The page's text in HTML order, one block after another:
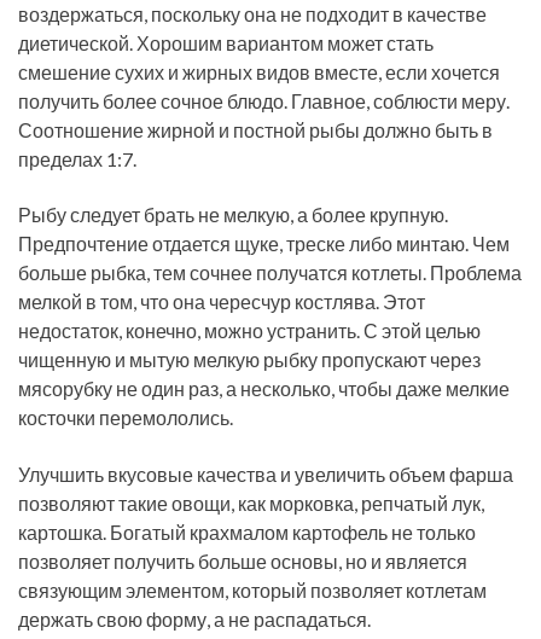
воздержаться, поскольку она не подходит в качестве
диетической. Хорошим вариантом может стать
смешение сухих и жирных видов вместе, если хочется
получить более сочное блюдо. Главное, соблюсти меру.
Соотношение жирной и постной рыбы должно быть в
пределах 1:7.
Рыбу следует брать не мелкую, а более крупную.
Предпочтение отдается щуке, треске либо минтаю. Чем
больше рыбка, тем сочнее получатся котлеты. Проблема
мелкой в том, что она чересчур костлява. Этот
недостаток, конечно, можно устранить. С этой целью
чищенную и мытую мелкую рыбку пропускают через
мясорубку не один раз, а несколько, чтобы даже мелкие
косточки перемололись.
Улучшить вкусовые качества и увеличить объем фарша
позволяют такие овощи, как морковка, репчатый лук,
картошка. Богатый крахмалом картофель не только
позволяет получить больше основы, но и является
связующим элементом, который позволяет котлетам
держать свою форму, а не распадаться.